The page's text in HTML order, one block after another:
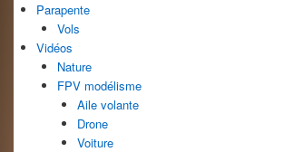
Parapente
Vols
Vidéos
Nature
FPV modélisme
Aile volante
Drone
Voiture